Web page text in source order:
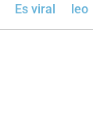
Es viral leo